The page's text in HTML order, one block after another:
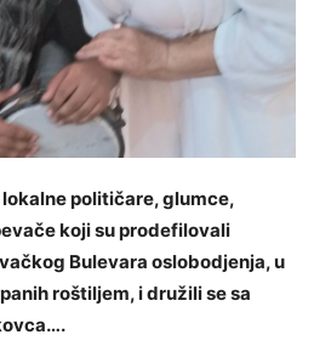
političare, glumce,
koji su prodefilovali
Bulevara oslobodjenja, u
roštiljem, i družili se sa